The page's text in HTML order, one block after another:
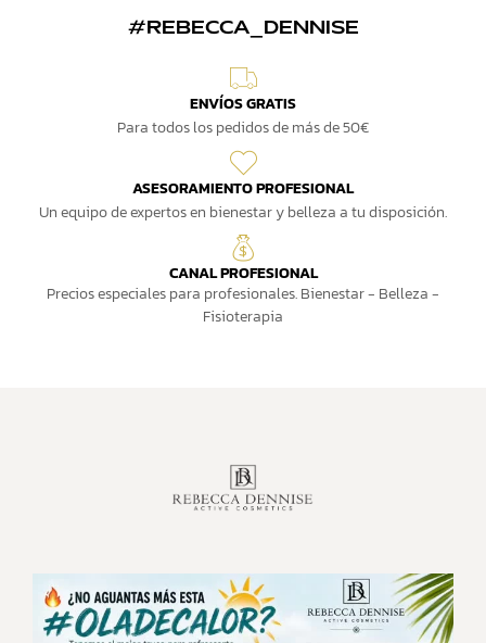
#REBECCA_DENNISE
ENVÍOS GRATIS
Para todos los pedidos de más de 50€
ASESORAMIENTO PROFESIONAL
Un equipo de expertos en bienestar y belleza a tu disposición.
CANAL PROFESIONAL
Precios especiales para profesionales. Bienestar - Belleza -
Fisioterapia